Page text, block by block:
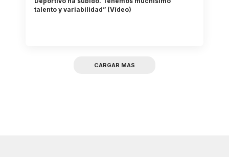
talento y variabilidad” (Vídeo)
CARGAR MAS